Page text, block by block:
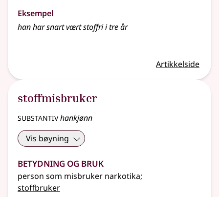
Eksempel
han har snart vært stoffri i tre år
Artikkelside
stoffmisbruker
substantivhankjønn
Vis bøyning
Betydning og bruk
person som misbruker narkotika;
stoffbruker